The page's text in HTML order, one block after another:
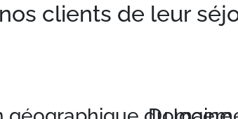
clients de leur